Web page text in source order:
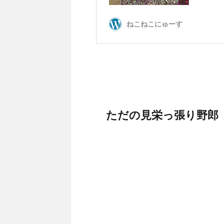
ただの見栄っ張り野郎